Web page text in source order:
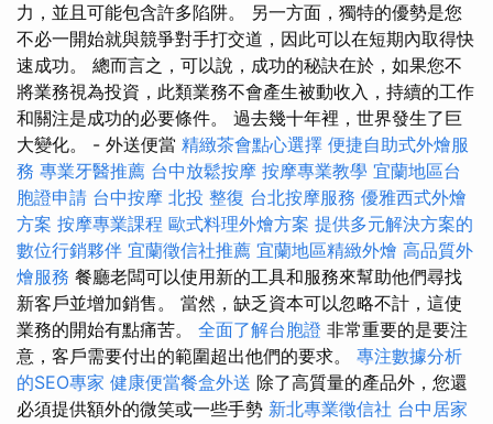
力，並且可能包含許多陷阱。 另一方面，獨特的優勢是您
不必一開始就與競爭對手打交道，因此可以在短期內取得快
速成功。 總而言之，可以說，成功的秘訣在於，如果您不
將業務視為投資，此類業務不會產生被動收入，持續的工作
和關注是成功的必要條件。 過去幾十年裡，世界發生了巨
大變化。 - 外送便當 精緻茶會點心選擇 便捷自助式外燴服
務 專業牙醫推薦 台中放鬆按摩 按摩專業教學 宜蘭地區台
胞證申請 台中按摩 北投 整復 台北按摩服務 優雅西式外燴
方案 按摩專業課程 歐式料理外燴方案 提供多元解決方案的
數位行銷夥伴 宜蘭徵信社推薦 宜蘭地區精緻外燴 高品質外
燴服務 餐廳老闆可以使用新的工具和服務來幫助他們尋找
新客戶並增加銷售。 當然，缺乏資本可以忽略不計，這使
業務的開始有點痛苦。 全面了解台胞證 非常重要的是要注
意，客戶需要付出的範圍超出他們的要求。 專注數據分析
的SEO專家 健康便當餐盒外送 除了高質量的產品外，您還
必須提供額外的微笑或一些手勢 新北專業徵信社 台中居家